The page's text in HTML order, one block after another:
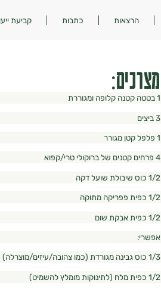
הרצאות כתבות קביעת
מצרכים:
1 בטטה קטנה קלופה ומגוררת
3 ביצים
1 פלפל קטן מגורר
4 פרחים קטנים של ברוקולי טרי/קפוא
1/2 כוס שיבולת שועל דקה
1/2 כפית פפריקה מתוקה
1/2 כפית אבקת שום
אפשרי:
1/3 כוס גבינה מגורדת (כמו צהובה/עיזים/מוצרלה)
1/2 כפית מלח (לתינוקות מומלץ להשמיט)